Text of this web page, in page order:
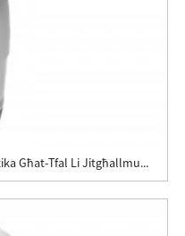
Għat-Tfal Li Jitgħallmu...